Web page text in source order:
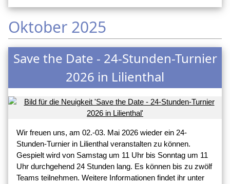
Oktober 2025
Save the Date - 24-Stunden-Turnier
2026 in Lilienthal
Wir freuen uns, am 02.-03. Mai 2026 wieder ein 24-
Stunden-Turnier in Lilienthal veranstalten zu können.
Gespielt wird von Samstag um 11 Uhr bis Sonntag um 11
Uhr durchgehend 24 Stunden lang. Es können bis zu zwölf
Teams teilnehmen. Weitere Informationen findet ihr unter